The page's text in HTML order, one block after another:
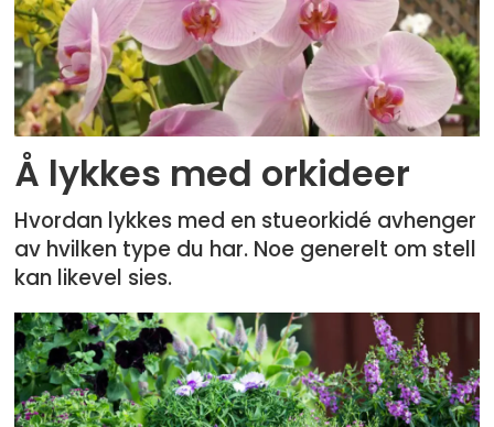
Å lykkes med orkideer
Hvordan lykkes med en stueorkidé avhenger
av hvilken type du har. Noe generelt om stell
kan likevel sies.